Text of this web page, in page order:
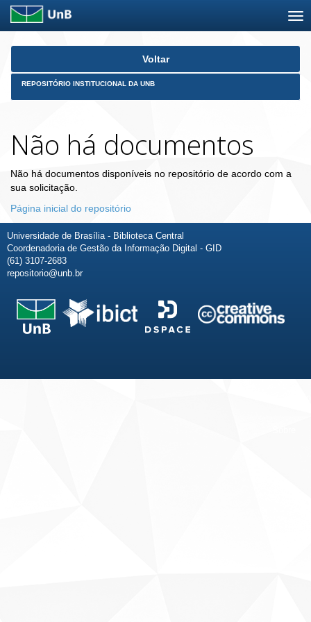
Skip
Voltar
REPOSITÓRIO INSTITUCIONAL DA UNB
Não há documentos
Não há documentos disponíveis no repositório de acordo com a
sua solicitação.
Página inicial do repositório
Universidade de Brasília - Biblioteca Central
Coordenadoria de Gestão da Informação Digital - GID
(61) 3107-2683
repositorio@unb.br